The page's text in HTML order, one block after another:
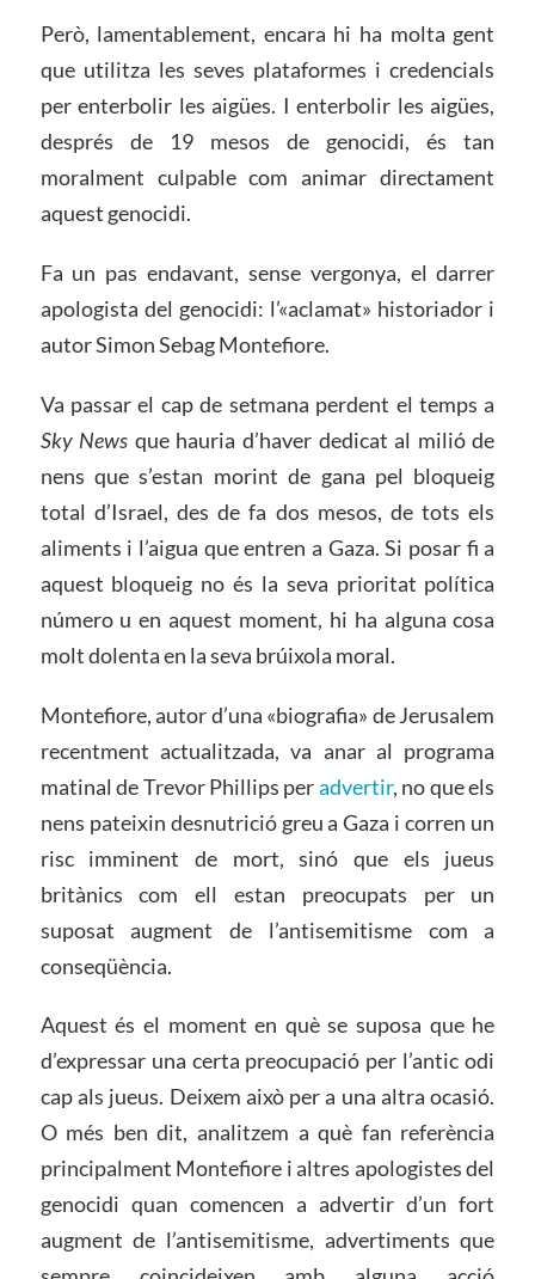
Però, lamentablement, encara hi ha molta gent
que utilitza les seves plataformes i credencials
per enterbolir les aigües. I enterbolir les aigües,
després de 19 mesos de genocidi, és tan
moralment culpable com animar directament
aquest genocidi.
Fa un pas endavant, sense vergonya, el darrer
apologista del genocidi: l’«aclamat» historiador i
autor Simon Sebag Montefiore.
Va passar el cap de setmana perdent el temps a
Sky News que hauria d’haver dedicat al milió de
nens que s’estan morint de gana pel bloqueig
total d’Israel, des de fa dos mesos, de tots els
aliments i l’aigua que entren a Gaza. Si posar fi a
aquest bloqueig no és la seva prioritat política
número u en aquest moment, hi ha alguna cosa
molt dolenta en la seva brúixola moral.
Montefiore, autor d’una «biografia» de Jerusalem
recentment actualitzada, va anar al programa
matinal de Trevor Phillips peradvertir, no que els
nens pateixin desnutrició greu a Gaza i corren un
risc imminent de mort, sinó que els jueus
britànics com ell estan preocupats per un
suposat augment de l’antisemitisme com a
conseqüència.
Aquest és el moment en què se suposa que he
d’expressar una certa preocupació per l’antic odi
cap als jueus. Deixem això per a una altra ocasió.
O més ben dit, analitzem a què fan referència
principalment Montefiore i altres apologistes del
genocidi quan comencen a advertir d’un fort
augment de l’antisemitisme, advertiments que